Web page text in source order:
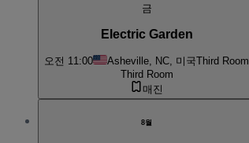
금
Electric Garden
오전 11:00 Asheville, NC, 미국Third Room
Third Room
매진
8월